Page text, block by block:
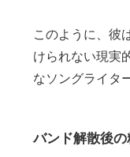
このように、彼
けられない現実
なソングライタ
バンド解散後